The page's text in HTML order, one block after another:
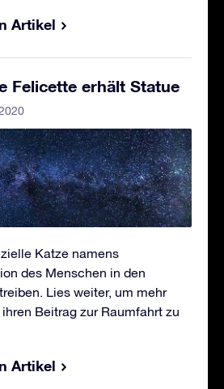
Artikel
Felicette erhält Statue
Katze namens
des Menschen in den
Lies weiter, um mehr
Beitrag zur Raumfahrt zu
Artikel